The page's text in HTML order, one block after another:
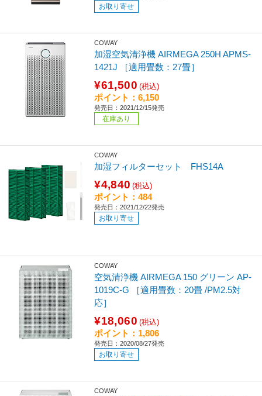
お取り寄せ
COWAY
加湿空気清浄機 AIRMEGA 250H APMS-
1421J ［適用畳数：27畳］
¥61,500 (税込)
ポイント：6,150
発売日：2021/12/15発売
在庫あり
COWAY
加湿フィルターセット FHS14A
¥4,840 (税込)
ポイント：484
発売日：2021/12/22発売
お取り寄せ
COWAY
空気清浄機 AIRMEGA 150 グリーン AP-
1019C-G ［適用畳数：20畳 /PM2.5対
応］
¥18,060 (税込)
ポイント：1,806
発売日：2020/08/27発売
お取り寄せ
COWAY